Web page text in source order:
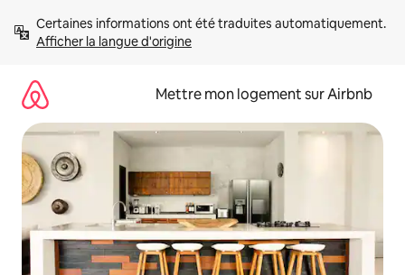
directement
Afficher la langue d'origine
Mettre mon logement sur Airbnb